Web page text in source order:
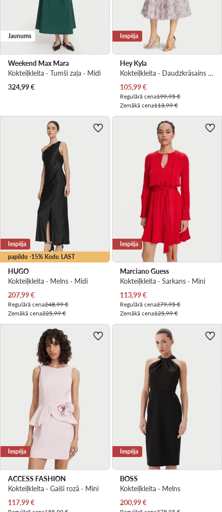
Jaunums
Weekend Max Mara
Kokteiļkleita · Tumši zaļa · Midi
324,99€
Iespēja
Hey Kyla
Kokteiļkleita · Daudzkrāsains · Midi
Pašreizējā cena
105,99€
Regulārā cena199,95 €
Zemākā cena113,99 €
papildu -15% Kods: LAST
Iespēja
HUGO
Kokteiļkleita · Melns · Midi
Pašreizējā cena
207,99€
Regulārā cena248,99 €
Zemākā cena225,99 €
Iespēja
Marciano Guess
Kokteiļkleita · Sarkans · Mini
Pašreizējā cena
113,99€
Regulārā cena279,95 €
Zemākā cena125,99 €
Iespēja
ACCESS FASHION
Kokteiļkleita · Gaiši rozā · Mini
Pašreizējā cena
117,99€
Iespēja
BOSS
Kokteiļkleita · Melns
Pašreizējā cena
200,99€